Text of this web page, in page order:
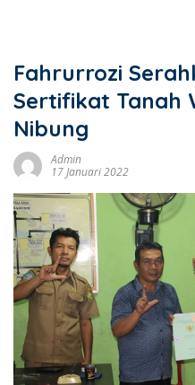
Fahrurrozi
Sertifikat Tanah
Nibung
Admin
17 Januari 2022